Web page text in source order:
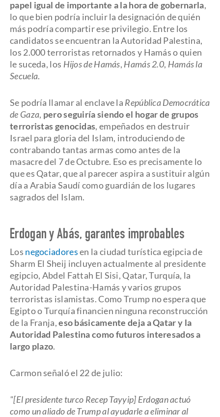
papel igual de importante a la hora de gobernarla,
lo que bien podría incluir la designación de quién
más podría compartir ese privilegio. Entre los
candidatos se encuentran la Autoridad Palestina,
los 2.000 terroristas retornados y Hamás o quien
le suceda, los Hijos de Hamás, Hamás 2.0, Hamás la
Secuela.
Se podría llamar al enclave la República Democrática
de Gaza, pero seguiría siendo el hogar de grupos
terroristas genocidas, empeñados en destruir
Israel para gloria del Islam, introduciendo de
contrabando tantas armas como antes de la
masacre del 7 de Octubre. Eso es precisamente lo
que es Qatar, que al parecer aspira a sustituir algún
día a Arabia Saudí como guardián de los lugares
sagrados del Islam.
Erdogan y Abás, garantes improbables
Los negociadoresen la ciudad turística egipcia de
Sharm El Sheij incluyen actualmente al presidente
egipcio, Abdel Fattah El Sisi, Qatar, Turquía, la
Autoridad Palestina-Hamás y varios grupos
terroristas islamistas. Como Trump no espera que
Egipto o Turquía financien ninguna reconstrucción
de la Franja,eso básicamente deja a Qatar y la
Autoridad Palestina como futuros interesados a
largo plazo.
Carmon señaló el 22 de julio:
"[El presidente turco Recep Tayyip] Erdogan actuó
como un aliado de Trump al ayudarle a eliminar al